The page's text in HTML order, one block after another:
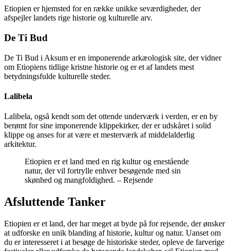
Etiopien er hjemsted for en række unikke seværdigheder, der
afspejler landets rige historie og kulturelle arv.
De Ti Bud
De Ti Bud i Aksum er en imponerende arkæologisk site, der vidner
om Etiopiens tidlige kristne historie og er et af landets mest
betydningsfulde kulturelle steder.
Lalibela
Lalibela, også kendt som det ottende underværk i verden, er en by
berømt for sine imponerende klippekirker, der er udskåret i solid
klippe og anses for at være et mesterværk af middelalderlig
arkitektur.
Etiopien er et land med en rig kultur og enestående
natur, der vil fortrylle enhver besøgende med sin
skønhed og mangfoldighed. – Rejsende
Afsluttende Tanker
Etiopien er et land, der har meget at byde på for rejsende, der ønsker
at udforske en unik blanding af historie, kultur og natur. Uanset om
du er interesseret i at besøge de historiske steder, opleve de farverige